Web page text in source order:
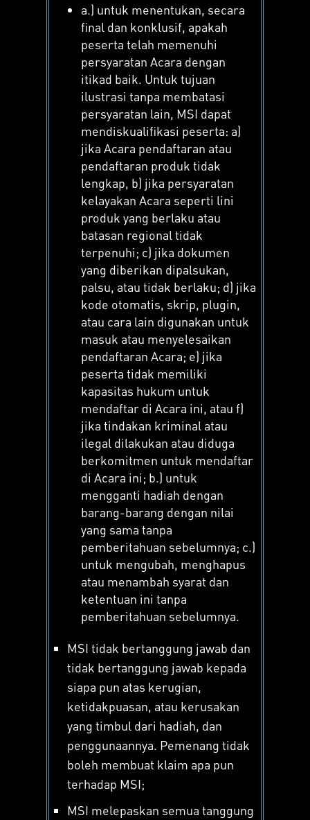
a.) untuk menentukan, secara
final dan konklusif, apakah
peserta telah memenuhi
persyaratan Acara dengan
itikad baik. Untuk tujuan
ilustrasi tanpa membatasi
persyaratan lain, MSI dapat
mendiskualifikasi peserta: a)
jika Acara pendaftaran atau
pendaftaran produk tidak
lengkap, b) jika persyaratan
kelayakan Acara seperti lini
produk yang berlaku atau
batasan regional tidak
terpenuhi; c) jika dokumen
yang diberikan dipalsukan,
palsu, atau tidak berlaku; d) jika
kode otomatis, skrip, plugin,
atau cara lain digunakan untuk
masuk atau menyelesaikan
pendaftaran Acara; e) jika
peserta tidak memiliki
kapasitas hukum untuk
mendaftar di Acara ini, atau f)
jika tindakan kriminal atau
ilegal dilakukan atau diduga
berkomitmen untuk mendaftar
di Acara ini; b.) untuk
mengganti hadiah dengan
barang-barang dengan nilai
yang sama tanpa
pemberitahuan sebelumnya; c.)
untuk mengubah, menghapus
atau menambah syarat dan
ketentuan ini tanpa
pemberitahuan sebelumnya.
MSI tidak bertanggung jawab dan
tidak bertanggung jawab kepada
siapa pun atas kerugian,
ketidakpuasan, atau kerusakan
yang timbul dari hadiah, dan
penggunaannya. Pemenang tidak
boleh membuat klaim apa pun
terhadap MSI;
MSI melepaskan semua tanggung